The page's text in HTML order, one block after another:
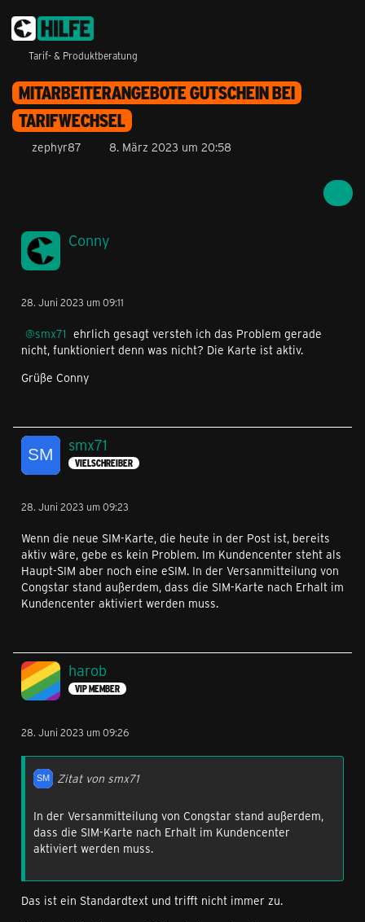
Tarif- & Produktberatung
MITARBEITERANGEBOTE GUTSCHEIN BEI
TARIFWECHSEL
zephyr87 8. März 2023 um 20:58
Conny
28. Juni 2023 um 09:11
smx71 ehrlich gesagt versteh ich das Problem gerade
nicht, funktioniert denn was nicht? Die Karte ist aktiv.
Grüße Conny
smx71
VIELSCHREIBER
28. Juni 2023 um 09:23
Wenn die neue SIM-Karte, die heute in der Post ist, bereits
aktiv wäre, gebe es kein Problem. Im Kundencenter steht als
Haupt-SIM aber noch eine eSIM. In der Versanmitteilung von
Congstar stand außerdem, dass die SIM-Karte nach Erhalt im
Kundencenter aktiviert werden muss.
harob
VIP MEMBER
28. Juni 2023 um 09:26
Zitat von smx71
In der Versanmitteilung von Congstar stand außerdem,
dass die SIM-Karte nach Erhalt im Kundencenter
aktiviert werden muss.
Das ist ein Standardtext und trifft nicht immer zu.